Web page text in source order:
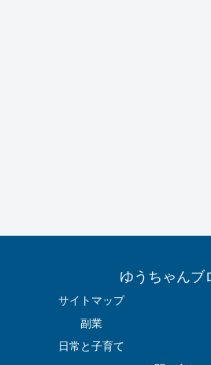
ゆうちゃんブ
サイトマップ
副業
日常と子育て